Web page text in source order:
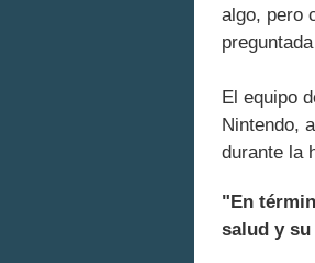
algo, pero
El equipo
Nintendo,
durante la
"En
salud y